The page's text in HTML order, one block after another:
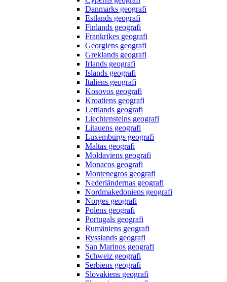
Danmarks geografi
Estlands geografi
Finlands geografi
Frankrikes geografi
Georgiens geografi
Greklands geografi
Irlands geografi
Islands geografi
Italiens geografi
Kosovos geografi
Kroatiens geografi
Lettlands geografi
Liechtensteins geografi
Litauens geografi
Luxemburgs geografi
Maltas geografi
Moldaviens geografi
Monacos geografi
Montenegros geografi
Nederländernas geografi
Nordmakedoniens geografi
Norges geografi
Polens geografi
Portugals geografi
Rumäniens geografi
Rysslands geografi
San Marinos geografi
Schweiz geografi
Serbiens geografi
Slovakiens geografi